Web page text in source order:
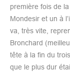
première fois de
Mondesir et un à
va, très vite,
Bronchard
tête à la fin du
que le plus dur